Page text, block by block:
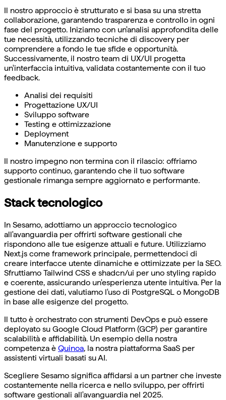
Il nostro approccio è strutturato e si basa su una stretta
collaborazione, garantendo trasparenza e controllo in ogni
fase del progetto. Iniziamo con un'analisi approfondita delle
tue necessità, utilizzando tecniche di discovery per
comprendere a fondo le tue sfide e opportunità.
Successivamente, il nostro team di UX/UI progetta
un'interfaccia intuitiva, validata costantemente con il tuo
feedback.
Analisi dei requisiti
Progettazione UX/UI
Sviluppo software
Testing e ottimizzazione
Deployment
Manutenzione e supporto
Il nostro impegno non termina con il rilascio: offriamo
supporto continuo, garantendo che il tuo software
gestionale rimanga sempre aggiornato e performante.
Stack tecnologico
In Sesamo, adottiamo un approccio tecnologico
all'avanguardia per offrirti software gestionali che
rispondono alle tue esigenze attuali e future. Utilizziamo
Next.js come framework principale, permettendoci di
creare interfacce utente dinamiche e ottimizzate per la SEO.
Sfruttiamo Tailwind CSS e shadcn/ui per uno styling rapido
e coerente, assicurando un'esperienza utente intuitiva. Per la
gestione dei dati, valutiamo l'uso di PostgreSQL o MongoDB
in base alle esigenze del progetto.
Il tutto è orchestrato con strumenti DevOps e può essere
deployato su Google Cloud Platform (GCP) per garantire
scalabilità e affidabilità. Un esempio della nostra
competenza è Quinoa, la nostra piattaforma SaaS per
assistenti virtuali basati su AI.
Scegliere Sesamo significa affidarsi a un partner che investe
costantemente nella ricerca e nello sviluppo, per offrirti
software gestionali all'avanguardia nel 2025.